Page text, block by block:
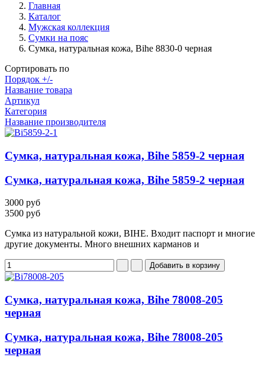
Главная
Каталог
Мужская коллекция
Сумки на пояс
Сумка, натуральная кожа, Bihe 8830-0 черная
Сортировать по
Порядок +/-
Название товара
Артикул
Категория
Название производителя
Сумка, натуральная кожа, Bihe 5859-2 черная
Сумка, натуральная кожа, Bihe 5859-2 черная
3000 руб
3500 руб
Сумка из натуральной кожи, BIHE. Входит паспорт и многие
другие документы. Много внешних карманов и
Сумка, натуральная кожа, Bihe 78008-205
черная
Сумка, натуральная кожа, Bihe 78008-205
черная